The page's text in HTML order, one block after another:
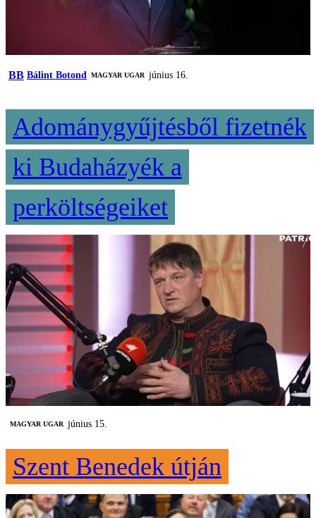
BB Bálint Botond MAGYAR UGAR június 16.
Adománygyűjtésből fizetnék
ki Budaházyék a
perköltségeiket
MAGYAR UGAR június 15.
Szent Benedek útján